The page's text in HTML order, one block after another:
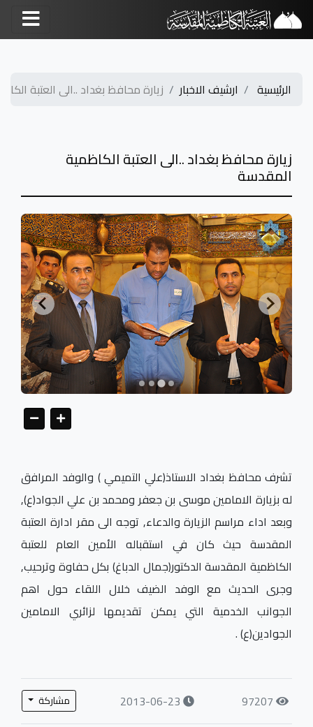
الرئيسية ارشيف الاخبار زيارة محافظ بغداد ..الى العتبة
زيارة محافظ بغداد ..الى العتبة الكاظمية
المقدسة
تشرف محافظ بغداد الاستاذ(علي التميمي ) والوفد المرافق
له بزيارة الامامين موسى بن جعفر ومحمد بن علي الجواد(ع),
وبعد اداء مراسم الزيارة والدعاء, توجه الى مقر ادارة العتبة
المقدسة حيث كان في استقباله الأمين العام للعتبة
الكاظمية المقدسة الدكتور(جمال الدباغ) بكل حفاوة وترحيب,
وجرى الحديث مع الوفد الضيف خلال اللقاء حول اهم
الجوانب الخدمية التي يمكن تقديمها لزائري الامامين
الجوادين(ع) .
97207
2013-06-23 مشاركة